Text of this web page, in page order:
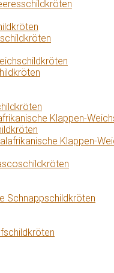
Klappen-
Klappen-
Schnappschildkröten